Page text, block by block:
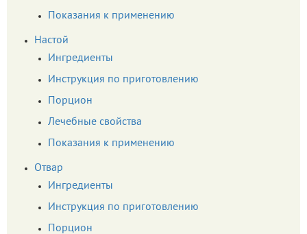
Показания к применению
Настой
Ингредиенты
Инструкция по приготовлению
Порцион
Лечебные свойства
Показания к применению
Отвар
Ингредиенты
Инструкция по приготовлению
Порцион